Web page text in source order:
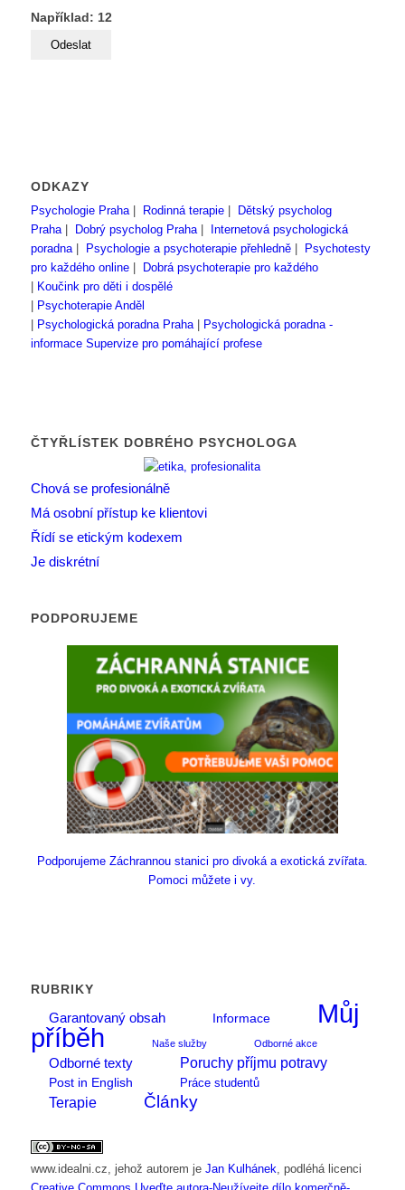
Například: 12
ODKAZY
Psychologie Praha| Rodinná terapie|
Dětský psycholog
Praha| Dobrý psycholog Praha|
Internetová psychologická
poradna| Psychologie a psychoterapie přehledně|
Psychotesty
pro každého online|
Dobrá psychoterapie pro každého
Koučink pro děti i dospělé
Psychoterapie Anděl
Psychologická poradna Praha|
Psychologická poradna -
informace Supervize pro pomáhající profese
ČTYŘLÍSTEK DOBRÉHO PSYCHOLOGA
Chová se profesionálně
Má osobní přístup ke klientovi
Řídí se etickým kodexem
Je diskrétní
PODPORUJEME
Podporujeme Záchrannou stanici pro divoká a exotická zvířata.
Pomoci můžete i vy.
RUBRIKY
Garantovaný obsah
Informace
Můj
příběh
Naše služby Odborné akce
Odborné texty Poruchy příjmu potravy
Post in English Práce studentů
Terapie Články
www.idealni.cz, jehož autorem je Jan Kulhánek, podléhá licenci